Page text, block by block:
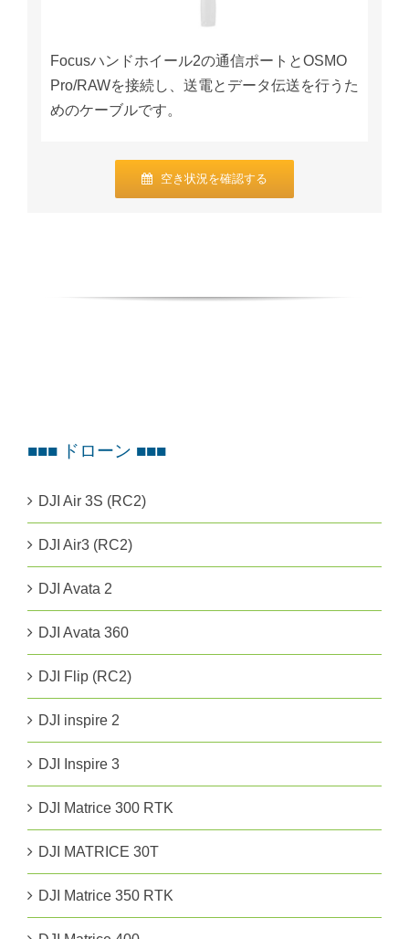
Focusハンドホイール2の通信ポートとOSMO
Pro/RAWを接続し、送電とデータ伝送を行うた
めのケーブルです。
空き状況を確認する
■■■ ドローン ■■■
DJI Air 3S (RC2)
DJI Air3 (RC2)
DJI Avata 2
DJI Avata 360
DJI Flip (RC2)
DJI inspire 2
DJI Inspire 3
DJI Matrice 300 RTK
DJI MATRICE 30T
DJI Matrice 350 RTK